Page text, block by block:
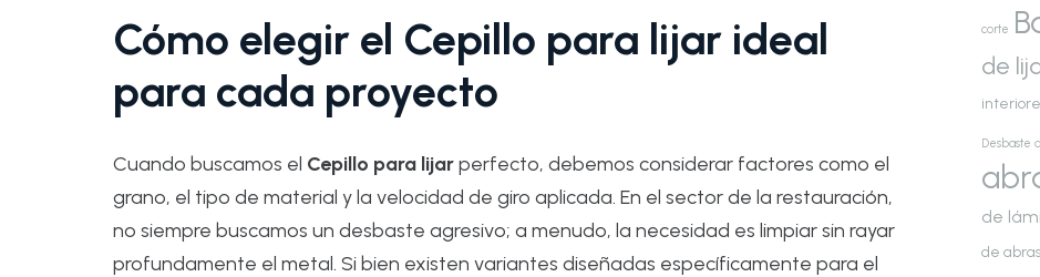
Cómo elegir el Cepillo para lijar ideal
para cada proyecto
Cuando buscamos el Cepillo para lijarperfecto, debemos considerar factores como el
grano, el tipo de material y la velocidad de giro aplicada. En el sector de la restauración,
no siempre buscamos un desbaste agresivo; a menudo, la necesidad es limpiar sin rayar
profundamente el metal. Si bien existen variantes diseñadas específicamente para el
corte
de
Desbaste
de
de